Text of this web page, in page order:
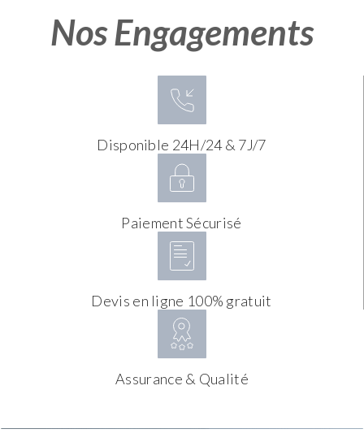
Nos Engagements
Disponible 24H/24 & 7J/7
Paiement Sécurisé
Devis en ligne 100% gratuit
Assurance & Qualité